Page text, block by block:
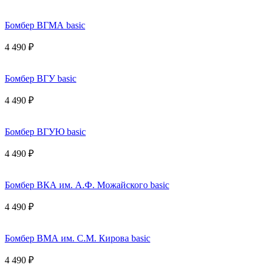
Бомбер ВГМА basic
4 490 ₽
Бомбер ВГУ basic
4 490 ₽
Бомбер ВГУЮ basic
4 490 ₽
Бомбер ВКА им. А.Ф. Можайского basic
4 490 ₽
Бомбер ВМА им. С.М. Кирова basic
4 490 ₽